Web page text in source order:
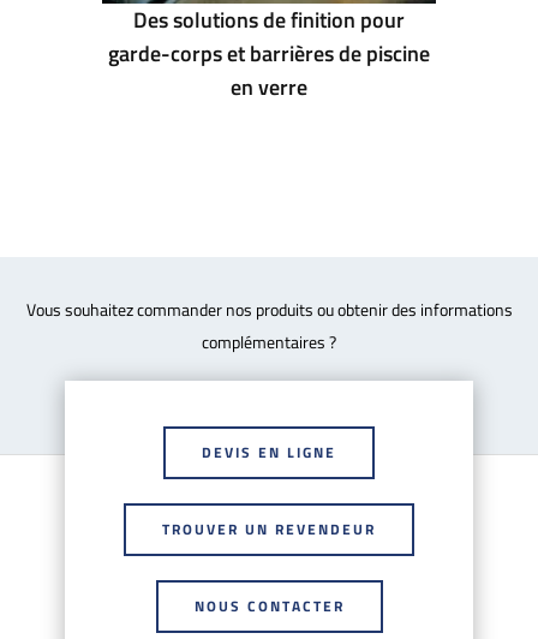
Des solutions de finition pour
garde-corps et barrières de piscine
en verre
Vous souhaitez commander nos produits ou obtenir des informations
complémentaires ?
DEVIS EN LIGNE
TROUVER UN REVENDEUR
NOUS CONTACTER